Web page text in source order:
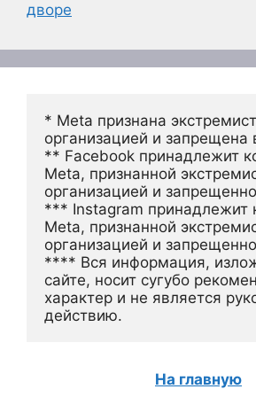
дворе
* Meta признана
организацией и запрещена
** Facebook принадлежит
Meta, признанной
организацией и
*** Instagram принадлежит
Meta, признанной
организацией и
**** Вся информация,
сайте, носит сугубо
характер и не является
действию.
На главную